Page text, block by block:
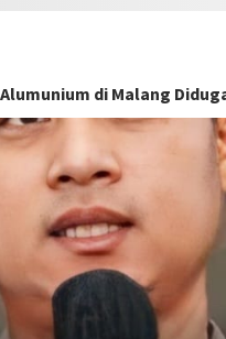
di Malang